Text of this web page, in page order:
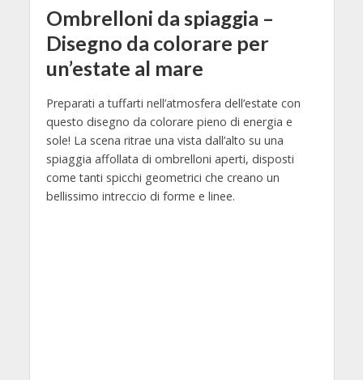
Ombrelloni da spiaggia –
Disegno da colorare per
un’estate al mare
Preparati a tuffarti nell’atmosfera dell’estate con
questo disegno da colorare pieno di energia e
sole! La scena ritrae una vista dall’alto su una
spiaggia affollata di ombrelloni aperti, disposti
come tanti spicchi geometrici che creano un
bellissimo intreccio di forme e linee.